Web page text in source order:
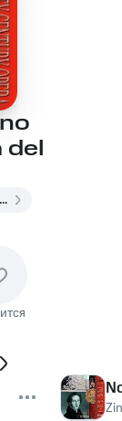
del
I:
Teatro Metropolitan, Fausto Cleva, Gino Penno, Винченцо Беллини
Orchestra